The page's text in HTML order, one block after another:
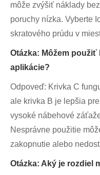
môže zvýšiť náklady
poruchy nízka. Vyberte
skratového prúdu v
Otázka: Môžem
aplikácie?
Odpoveď: Krivka C
ale krivka B je lepšia
vysoké nábehové
Nesprávne použitie
zakopnutie alebo
Otázka: Aký je rozdiel